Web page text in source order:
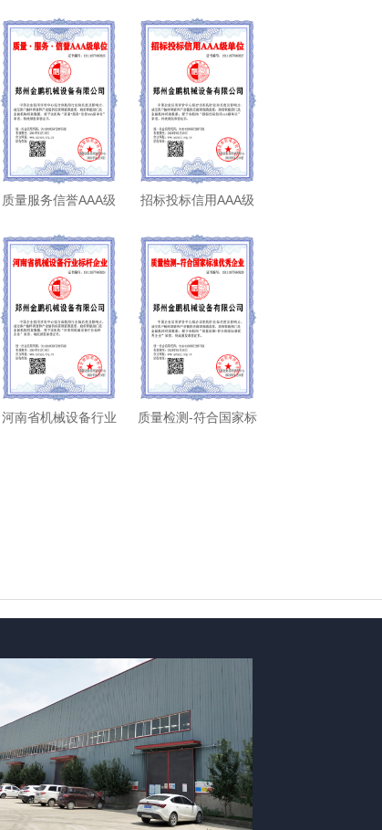
质量服务信誉AAA级
招标投标信用AAA级
河南省机械设备行业
质量检测-符合国家标